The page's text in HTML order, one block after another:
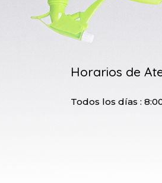
Horarios de
Todos los días :